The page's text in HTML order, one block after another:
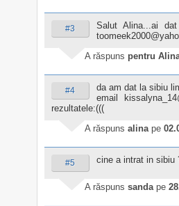
#3
Salut Alina...ai
A răspuns pentru
#4
da am dat la sibiu
email
rezultatele:(((
A răspuns alina pe
#5 cine a intrat in sibiu
A răspuns sandape